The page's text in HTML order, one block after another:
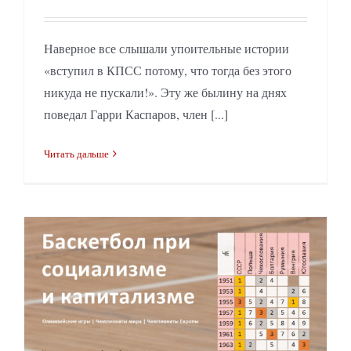
Наверное все слышали упоительные истории
«вступил в КПСС потому, что тогда без этого
никуда не пускали!». Эту же былину на днях
поведал Гарри Каспаров, член [...]
Читать дальше